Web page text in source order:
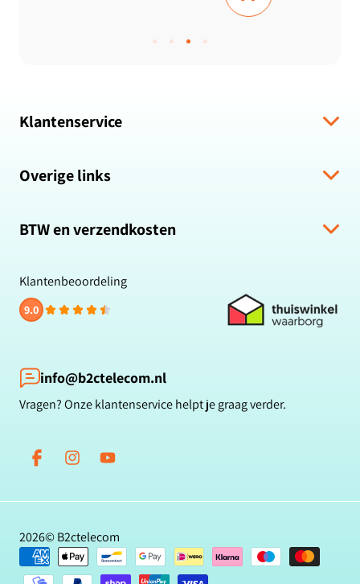
Klantenservice
Algemene voorwaarden
Retour & Terugbetaling
Contact
Klantbeoordelingen
Overige links
Zakelijk bestellen
Cookiebeleid
Reviewbeleid
Betaalmethoden
BTW en verzendkosten
Klantenbeoordeling
9.0
info@b2ctelecom.nl
Vragen? Onze klantenservice helpt je graag verder.
FacebookInstagramYouTube
Betaalmethoden
2026© B2ctelecom